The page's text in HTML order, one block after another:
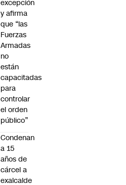
excepción
y afirma
que “las
Fuerzas
Armadas
no
están
capacitadas
para
controlar
el orden
público”
Condenan
a 15
años de
cárcel a
exalcalde